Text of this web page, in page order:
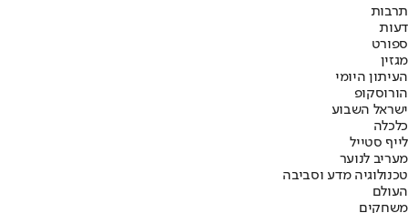
תרבות
דעות
ספורט
מגזין
העיתון היומי
הורוסקופ
ישראל השבוע
כלכלה
לייף סטייל
מעריב לנוער
טכנולוגיה מדע וסביבה
העולם
משחקים